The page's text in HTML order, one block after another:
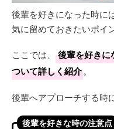
後輩を好きになった時に
気に留めておきたいポイ
ここでは、
後輩を好きに
ついて詳しく紹介。
後輩へアプローチする時
後輩を好きな時の注意点